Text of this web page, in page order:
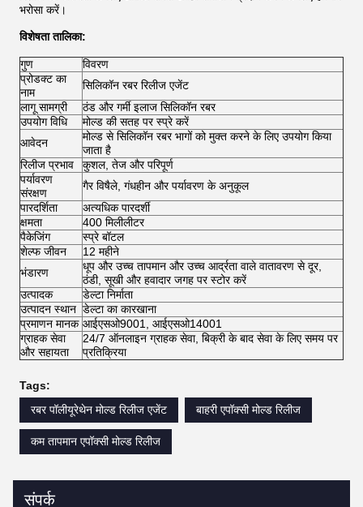
भरोसा करें।
विशेषता तालिका:
गुण
विवरण
प्रोडक्ट का
नाम
सिलिकॉन रबर रिलीज एजेंट
लागू सामग्री
ठंड और गर्मी इलाज सिलिकॉन रबर
उपयोग विधि
मोल्ड की सतह पर स्प्रे करें
आवेदन
मोल्ड से सिलिकॉन रबर भागों को मुक्त करने के लिए उपयोग किया
जाता है
रिलीज प्रभाव
कुशल, तेज और परिपूर्ण
पर्यावरण
संरक्षण
गैर विषैले, गंधहीन और पर्यावरण के अनुकूल
पारदर्शिता
अत्यधिक पारदर्शी
क्षमता
400 मिलीलीटर
पैकेजिंग
स्प्रे बॉटल
शेल्फ जीवन
12 महीने
भंडारण
धूप और उच्च तापमान और उच्च आर्द्रता वाले वातावरण से दूर,
ठंडी, सूखी और हवादार जगह पर स्टोर करें
उत्पादक
डेल्टा निर्माता
उत्पादन स्थान डेल्टा का कारखाना
प्रमाणन मानक आईएसओ9001, आईएसओ14001
ग्राहक सेवा
और सहायता
24/7 ऑनलाइन ग्राहक सेवा, बिक्री के बाद सेवा के लिए समय पर
प्रतिक्रिया
Tags:
रबर पॉलीयूरेथेन मोल्ड रिलीज एजेंट
बाहरी एपॉक्सी मोल्ड रिलीज
कम तापमान एपॉक्सी मोल्ड रिलीज
संपर्क